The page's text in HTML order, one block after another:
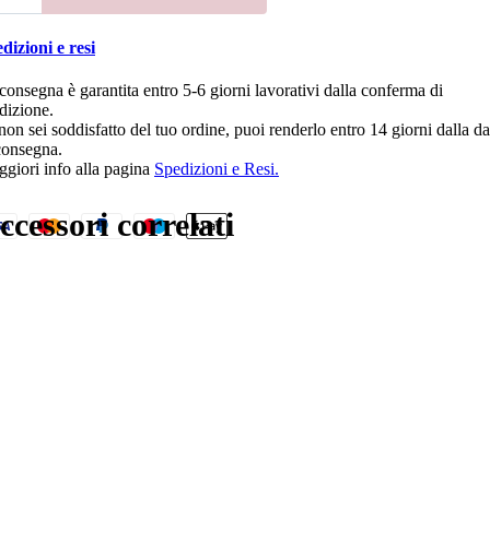
e resi
è garantita entro 5-6 giorni lavorativi dalla conferma di
sei soddisfatto del tuo ordine, puoi renderlo entro 14 giorni dalla
info alla pagina Spedizioni e Resi.
correlati